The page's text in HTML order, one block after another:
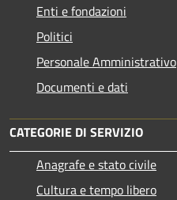
Enti e fondazioni
Politici
Personale Amministrativo
Documenti e dati
CATEGORIE DI SERVIZIO
Anagrafe e stato civile
Cultura e tempo libero